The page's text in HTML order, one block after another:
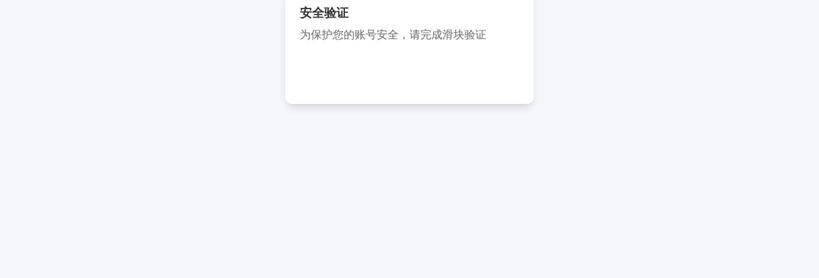
安全验证
为保护您的账号安全，请完成滑块验证